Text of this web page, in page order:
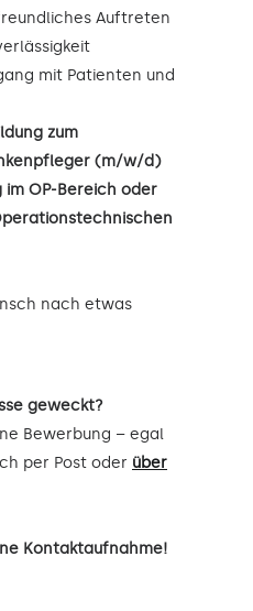
Auftreten
mit Patienten und
zum
(m/w/d)
OP-Bereich oder
nach etwas
geweckt?
Bewerbung – egal
per Post oder über
Kontaktaufnahme!